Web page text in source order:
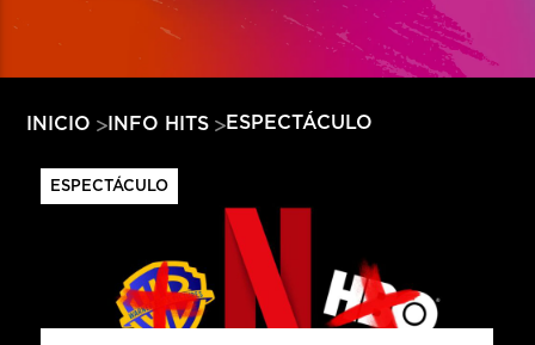
HITS – 96.5 FM
HITS
INICIO INFO HITS ESPECTÁCULO
ESPECTÁCULO